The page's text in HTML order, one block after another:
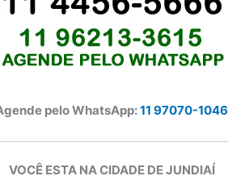
pelo WhatsApp:11 97070-1046
VOCÊ ESTA NA CIDADE DE JUNDIAÍ